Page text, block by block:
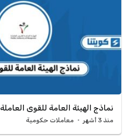
نماذج الهيئة العامة للقوى العاملة
منذ 3 أشهر معاملات حكومية